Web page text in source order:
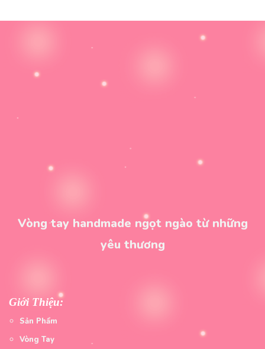
Vòng tay handmade ngọt ngào từ những
yêu thương
Giới Thiệu:
Sản Phẩm
Vòng Tay